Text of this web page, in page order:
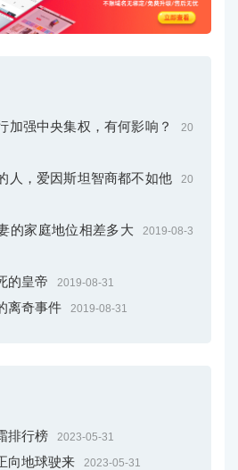
加强中央集权，有何影响？ 20
人，爱因斯坦智商都不如他 20
的家庭地位相差多大 2019-08-3
的皇帝 2019-08-31
离奇事件 2019-08-31
排行榜 2023-05-31
向地球驶来 2023-05-31